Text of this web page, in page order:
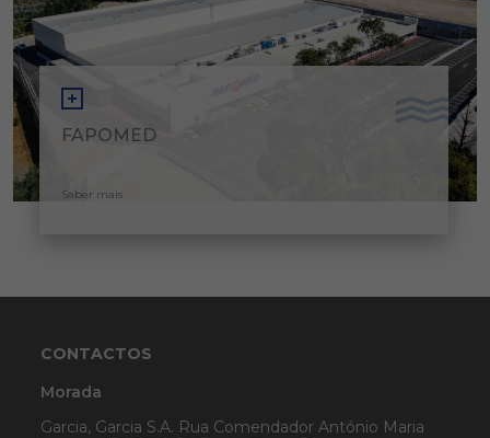
FAPOMED
Saber mais
CONTACTOS
Morada
Garcia, Garcia S.A. Rua Comendador António Maria